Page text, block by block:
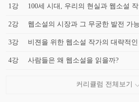
1강
2강 웹소설의 시장과 그 무궁한 발전 가
3강 비젼을 위한 웹소설 작가의 대략적
4강 사람들은 왜 웹소설을 읽을까?